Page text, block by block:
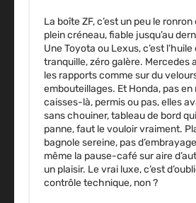
La boîte ZF, c’est un peu le
plein créneau, fiable jusqu’au
Une Toyota ou Lexus, c’est
tranquille, zéro galère. Mercedes
les rapports comme sur du
embouteillages. Et Honda, pas en
caisses-là, permis ou pas, elles
sans chouiner, tableau de bord
panne, faut le vouloir vraiment.
bagnole sereine, pas
même la pause-café sur aire
un plaisir. Le vrai luxe, c’est
contrôle technique, non ?